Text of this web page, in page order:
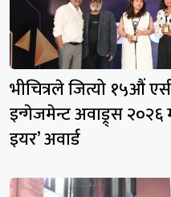
भीचित्रले जित्यो १५औं
इन्गेजमेन्ट अवाड्र्स
इयर’ अवार्ड